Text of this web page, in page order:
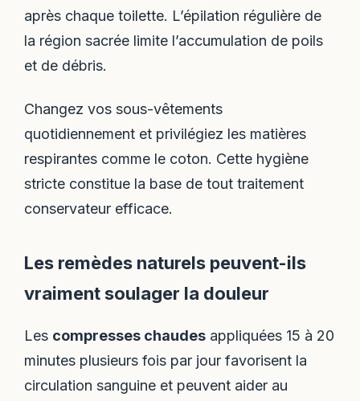
après chaque toilette. L’épilation régulière de
la région sacrée limite l’accumulation de poils
et de débris.
Changez vos sous-vêtements
quotidiennement et privilégiez les matières
respirantes comme le coton. Cette hygiène
stricte constitue la base de tout traitement
conservateur efficace.
Les remèdes naturels peuvent-ils
vraiment soulager la douleur
Les compresses chaudes appliquées 15 à 20
minutes plusieurs fois par jour favorisent la
circulation sanguine et peuvent aider au